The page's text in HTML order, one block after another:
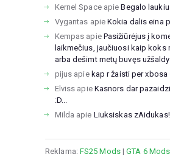
Kernel SpaceapieBegalo laukiu
Vygantas apieKokia dalis eina
Kempas apie Pasižiūrėjus į
laikmečius, jaučiuosi kaip koks
arba dešimt metų buvęs užšaldy...
pijus apie kap r žaisti per xbosa
Elviss apie Kasnors dar
:D...
Milda apie Liuksiskas
Reklama: FS25 Mods|GTA 6 Mods